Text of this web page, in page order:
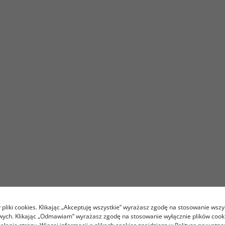
cookies. Klikając „Akceptuję wszystkie” wyrażasz zgodę na stosowanie
Klikając „Odmawiam” wyrażasz zgodę na stosowanie wyłącznie plików